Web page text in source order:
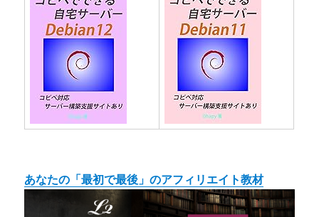
あなたの「最初で最後」のアフィリエイト教材